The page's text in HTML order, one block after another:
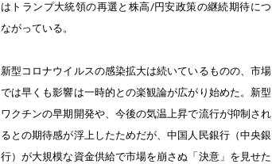
はトランプ大統領の再選と株高/円安政策の継続期待につ
ながっている。
新型コロナウイルスの感染拡大は続いているものの、市場
では早くも影響は一時的との楽観論が広がり始めた。新型
ワクチンの早期開発や、今後の気温上昇で流行が抑制され
るとの期待感が浮上したためだが、中国人民銀行（中央銀
行）が大規模な資金供給で市場を崩さぬ「決意」を見せた